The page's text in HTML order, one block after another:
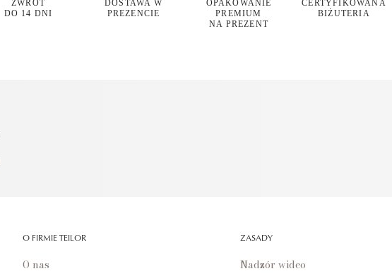
ZWROT
DO 14 DNI
DOSTAWA W
PREZENCIE
OPAKOWANIE
PREMIUM
NA PREZENT
CERTYFIKOWANA
BIŻUTERIA
O FIRMIE TEILOR
O nas
ZASADY
Nadzór wideo